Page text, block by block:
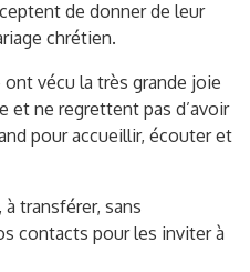
de donner de leur
chrétien.
vécu la très grande joie
et ne regrettent pas d’avoir
pour accueillir, écouter et
transférer, sans
contacts pour les inviter à